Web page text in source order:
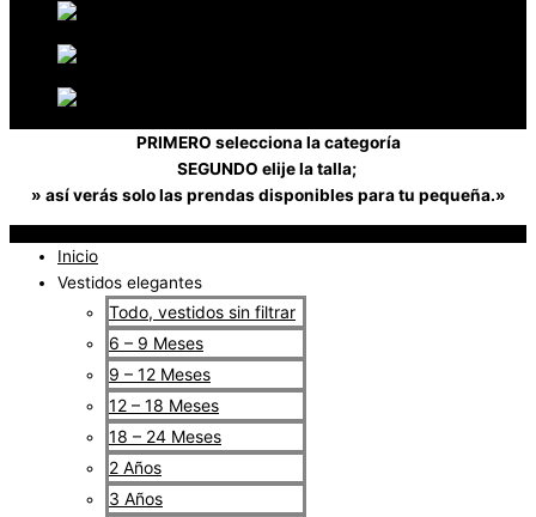
PRIMERO selecciona la categoría
SEGUNDO elije la talla;
» así verás solo las prendas disponibles para tu pequeña.»
Inicio
Vestidos elegantes
Todo, vestidos sin filtrar
6 – 9 Meses
9 – 12 Meses
12 – 18 Meses
18 – 24 Meses
2 Años
3 Años